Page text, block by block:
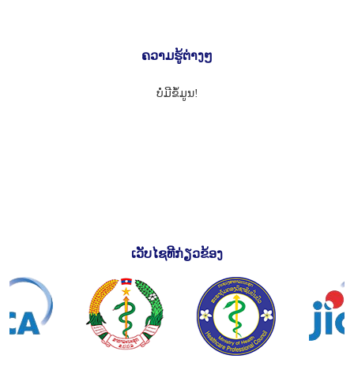
ຄວາມຮູ້ຕ່າງໆ
ບໍ່ມີຂໍ້ມູນ!
ເວັບໄຊທີກ່ຽວຂ້ອງ